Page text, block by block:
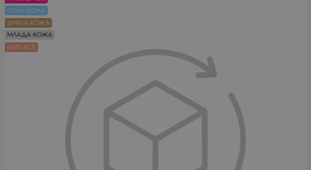
СУХА КОЖА
ЗРЯЛА КОЖА
МЛАДА КОЖА
ANTI AGE